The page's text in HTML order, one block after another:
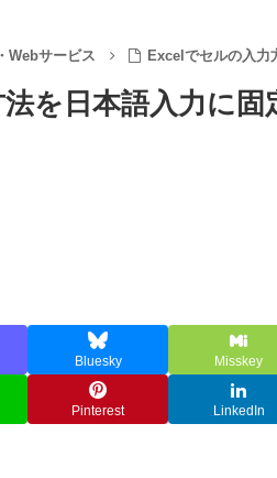
Webサービス Excelでセルの入力
を日本語入力に固
Bluesky Misskey
Pinterest LinkedIn